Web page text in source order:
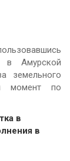
в Амурской
земельного
момент по
в
в